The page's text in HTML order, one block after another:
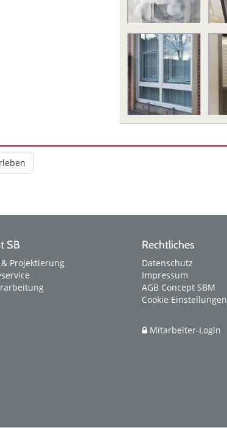
SB
Projektierung
Rechtliches
Datenschutz
Impressum
AGB Concept SBM
Cookie Einstellungen
Mitarbeiter-Login